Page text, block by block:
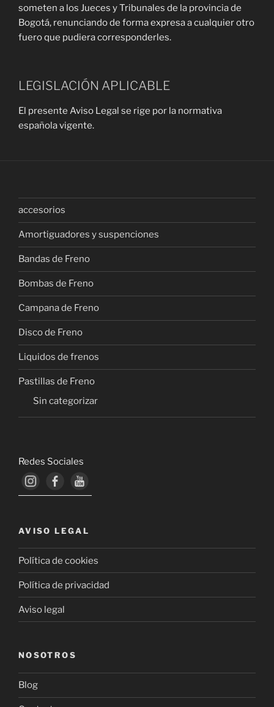
someten a los Jueces y Tribunales de la provincia de
Bogotá, renunciando de forma expresa a cualquier otro
fuero que pudiera corresponderles.
LEGISLACIÓN APLICABLE
El presente Aviso Legal se rige por la normativa
española vigente.
accesorios
Amortiguadores y suspenciones
Bandas de Freno
Bombas de Freno
Campana de Freno
Disco de Freno
Liquidos de frenos
Pastillas de Freno
Sin categorizar
Redes Sociales
AVISO LEGAL
Política de cookies
Política de privacidad
Aviso legal
NOSOTROS
Blog